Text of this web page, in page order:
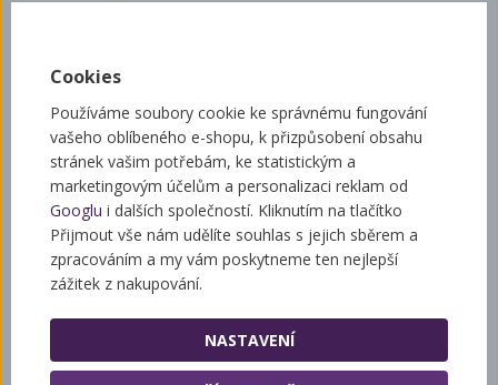
-
Dostupnost: skladem
Kód zboží: JZ502
Výrobce: Vcest
Váha:3 kg
Cookies
Používáme soubory cookie ke správnému fungování
vašeho oblíbeného e-shopu, k přizpůsobení obsahu
stránek vašim potřebám, ke statistickým a
marketingovým účelům a personalizaci reklam od
Googlu i dalších společností. Kliknutím na tlačítko
Přijmout vše nám udělíte souhlas s jejich sběrem a
zpracováním a my vám poskytneme ten nejlepší
zážitek z nakupování.
NASTAVENÍ